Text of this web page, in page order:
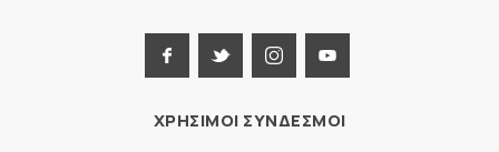
ΧΡΗΣΙΜΟΙ ΣΥΝΔΕΣΜΟΙ